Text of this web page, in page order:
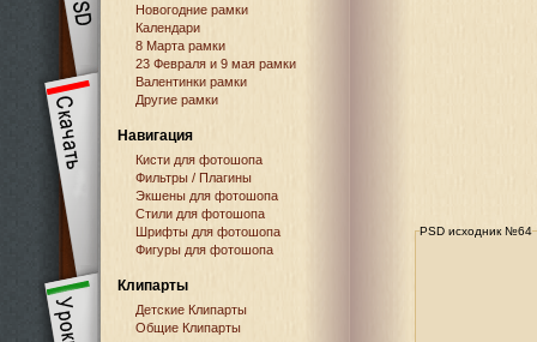
Новогодние рамки
Календари
8 Марта рамки
23 Февраля и 9 мая рамки
Валентинки рамки
Другие рамки
Навигация
Кисти для фотошопа
Фильтры / Плагины
Экшены для фотошопа
Стили для фотошопа
Шрифты для фотошопа
Фигуры для фотошопа
Клипарты
Детские Клипарты
Общие Клипарты
PSD исходник №64